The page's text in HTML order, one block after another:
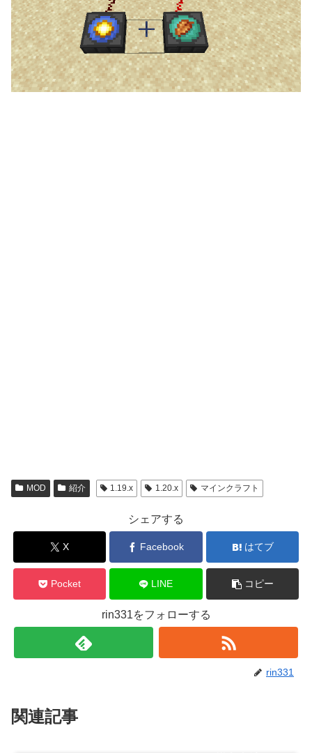
MOD 紹介 1.19.x 1.20.x マインクラフト
シェアする
X Facebook はてブ
Pocket LINE コピー
rin331をフォローする
rin331
関連記事